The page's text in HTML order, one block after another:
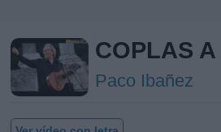
COPLAS
Paco Ibañez